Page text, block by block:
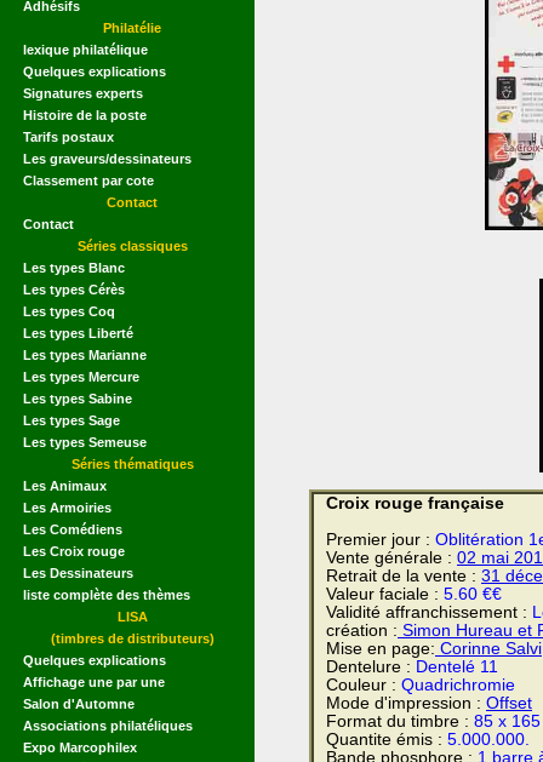
Adhésifs
Philatélie
lexique philatélique
Quelques explications
Signatures experts
Histoire de la poste
Tarifs postaux
Les graveurs/dessinateurs
Classement par cote
Contact
Contact
Séries classiques
Les types Blanc
Les types Cérès
Les types Coq
Les types Liberté
Les types Marianne
Les types Mercure
Les types Sabine
Les types Sage
Les types Semeuse
Séries thématiques
Les Animaux
Les Armoiries
Les Comédiens
Les Croix rouge
Les Dessinateurs
liste complète des thèmes
LISA
(timbres de distributeurs)
Quelques explications
Affichage une par une
Salon d'Automne
Associations philatéliques
Expo Marcophilex
Croix rouge française
Premier jour : Oblitération
Vente générale : 02 mai
Retrait de la vente : 31
Valeur faciale : 5.60 €€
Validité affranchissement :
création : Simon Hureau et
Mise en page: Corinne Salvi
Dentelure : Dentelé 11
Couleur : Quadrichromie
Mode d'impression : Offset
Format du timbre : 85 x
Quantite émis : 5.000.000.
Bande phosphore : 1 barre